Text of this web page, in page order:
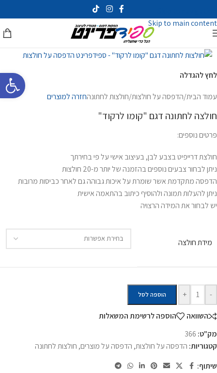
פתח
Skip to main content
לחץ להגדלה
עמוד הבית/הדפסה על חולצות/חולצות לחתונהחזרה למוצרים
חולצה לחתונה דגם "קומו לרקוד"
פרטים נוספים:
חולצת דרייפיט בצבע לבן, בעיצוב אישי על פי בחירתך
ניתן לבחור צבעים נוספים בהזמנה של יותר מ-20 חולצות
הדפסה מתקדמת אשר שומרת על איכות גבוהה גם לאחר כביסות מרובות
ניתן להעלות תמונה ולהוסיף כיתוב בהתאמה אישית
יש לבחור את המידה הרצויה
מידת חולצה
-
+ הוספה לסל
השוואה
הוספה לרשימת המשאלות
מק"ט: 366
קטגוריות: הדפסה על חולצות, הדפסה על מוצרים, חולצות לחתונה
שיתוף: